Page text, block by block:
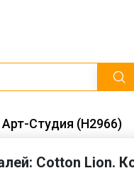
Студия (Н2966)
Cotton Lion.